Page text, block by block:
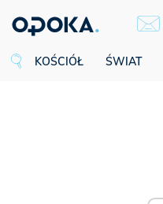
KOŚCIÓŁ ŚWIAT